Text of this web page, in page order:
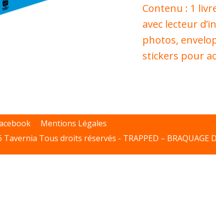
Contenu : 1
avec lecteur
photos,
stickers pour
Mentions Légales
Tous droits réservés - TRAPPED – BRAQUAGE